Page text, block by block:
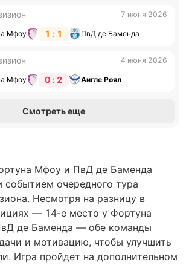
7 июня 2026
Мфоу 1 : 1 ПвД де Баменда
4 июня 2026
Мфоу 0 : 2 Аигле Роял
Смотреть еще
Мфоу и ПвД де Баменда
событием очередного тура
Несмотря на разницу в
— 14-е место у Фортуна
де Баменда — обе команды
и мотивацию, чтобы улучшить
Игра пройдет на дополнительном